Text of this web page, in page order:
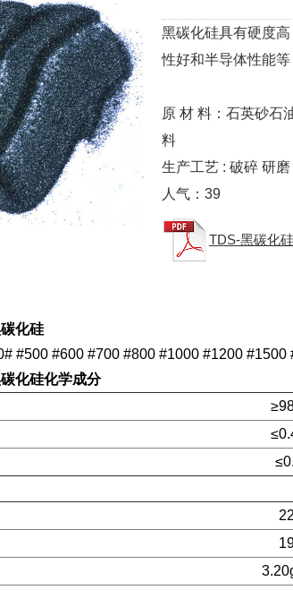
黑碳化硅具有硬度
性好和半导体性能等
原 材 料：石英砂石
料
生产工艺 : 破碎 研
人气： 39
TDS-黑碳化硅
化硅
#500 #600 #700 #800 #1000 #1200
化硅化学成分